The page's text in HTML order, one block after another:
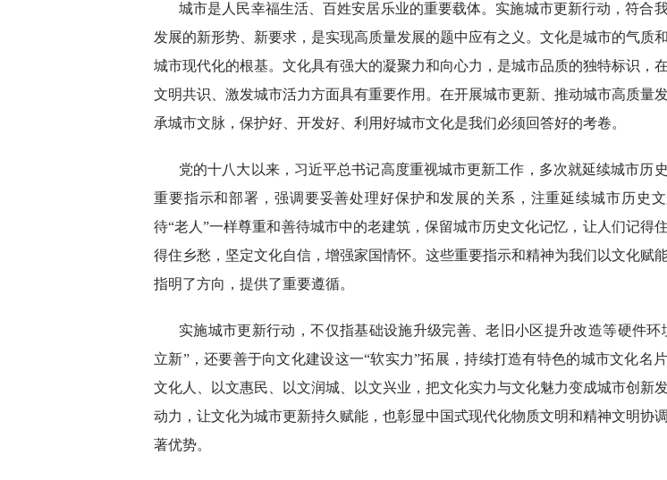
城市是人民幸福生活、百姓安居乐业的重要载体。实施城市更新行动，符合
发展的新形势、新要求，是实现高质量发展的题中应有之义。文化是城市的气质
城市现代化的根基。文化具有强大的凝聚力和向心力，是城市品质的独特标识，
文明共识、激发城市活力方面具有重要作用。在开展城市更新、推动城市高质量
承城市文脉，保护好、开发好、利用好城市文化是我们必须回答好的考卷。
党的十八大以来，习近平总书记高度重视城市更新工作，多次就延续城市历
重要指示和部署，强调要妥善处理好保护和发展的关系，注重延续城市历史
待“老人”一样尊重和善待城市中的老建筑，保留城市历史文化记忆，让人们记得
得住乡愁，坚定文化自信，增强家国情怀。这些重要指示和精神为我们以文化赋
指明了方向，提供了重要遵循。
实施城市更新行动，不仅指基础设施升级完善、老旧小区提升改造等硬件环
立新”，还要善于向文化建设这一“软实力”拓展，持续打造有特色的城市文化名
文化人、以文惠民、以文润城、以文兴业，把文化实力与文化魅力变成城市创新
动力，让文化为城市更新持久赋能，也彰显中国式现代化物质文明和精神文明协
著优势。